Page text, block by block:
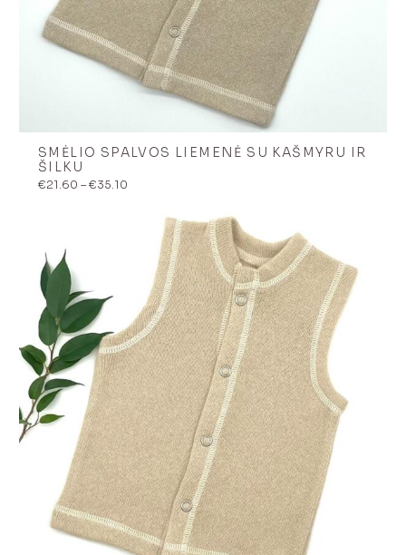
SMĖLIO SPALVOS LIEMENĖ SU KAŠMYRU IR
ŠILKU
€21.60 –€35.10
through
€35.10